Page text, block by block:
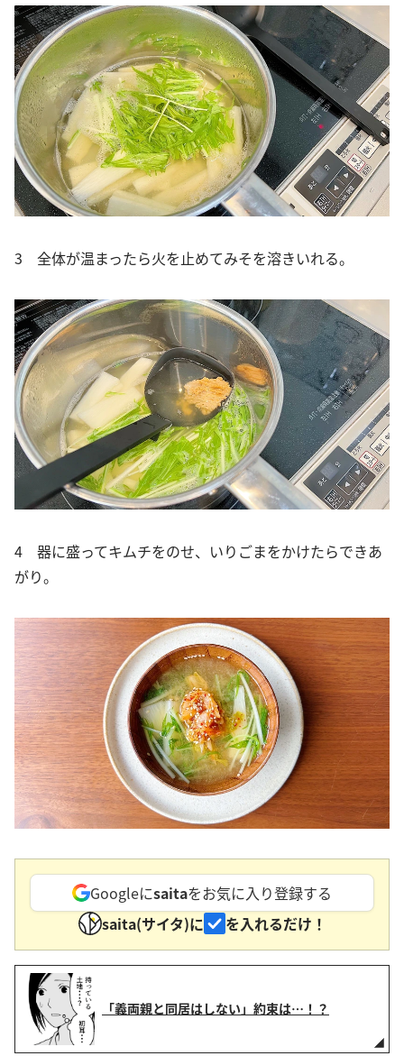
3 全体が温まったら火を止めてみそを溶きいれる。
4 器に盛ってキムチをのせ、いりごまをかけたらできあ
がり。
Googleにsaitaをお気に入り登録する
saita(サイタ)に
を入れるだけ！
「義両親と同居はしない」約束は…！？